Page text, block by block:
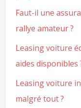
Faut-il une
rallye amateur ?
Leasing voiture
aides disponibles
Leasing voiture
malgré tout ?